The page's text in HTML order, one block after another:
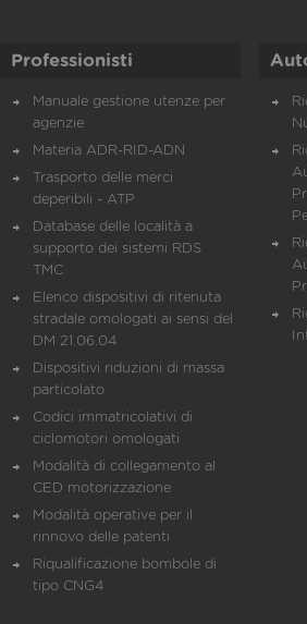
Professionisti
Manuale gestione utenze per
agenzie
Materia ADR-RID-ADN
Trasporto delle merci
deperibili - ATP
Database delle località a
supporto dei sistemi RDS
TMC
Elenco dispositivi di ritenuta
stradale omologati ai sensi del
DM 21.06.04
Dispositivi riduzioni di massa
particolato
Codici immatricolativi di
ciclomotori omologati
Modalità di collegamento al
CED motorizzazione
Modalità operative per il
rinnovo delle patenti
Riqualificazione bombole di
tipo CNG4